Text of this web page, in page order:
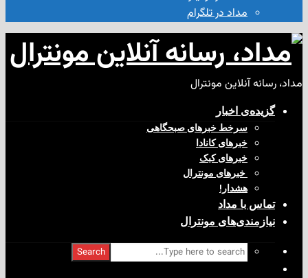
مداد در تلگرام
مونترال
اخبار
سرخط خبرهای صبحگاهی
خبرهای کانادا
خبرهای کبک
‌ خبرهای مونترال
مداد
مونترال
Search